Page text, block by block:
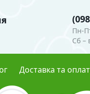
Пн-
Сб –
Доставка та